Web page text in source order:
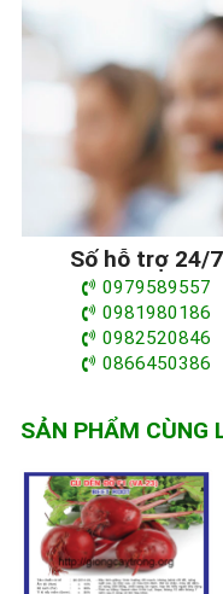
Số hỗ trợ 24/7
0979589557
0981980186
0982520846
0866450386
SẢN PHẨM CÙNG